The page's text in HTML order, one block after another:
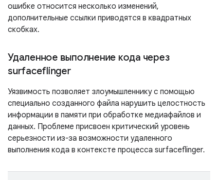
ошибке относится несколько изменений,
дополнительные ссылки приводятся в квадратных
скобках.
Удаленное выполнение кода через
surfaceflinger
Уязвимость позволяет злоумышленнику с помощью
специально созданного файла нарушить целостность
информации в памяти при обработке медиафайлов и
данных. Проблеме присвоен критический уровень
серьезности из-за возможности удаленного
выполнения кода в контексте процесса surfaceflinger.